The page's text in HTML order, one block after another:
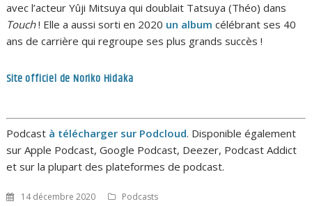
avec l’acteur Yûji Mitsuya qui doublait Tatsuya (Théo) dans
Touch! Elle a aussi sorti en 2020 un album célébrant ses 40
ans de carrière qui regroupe ses plus grands succès !
Site officiel de Noriko Hidaka
Podcast à télécharger sur Podcloud. Disponible également
sur Apple Podcast, Google Podcast, Deezer, Podcast Addict
et sur la plupart des plateformes de podcast.
14 décembre 2020 Podcasts